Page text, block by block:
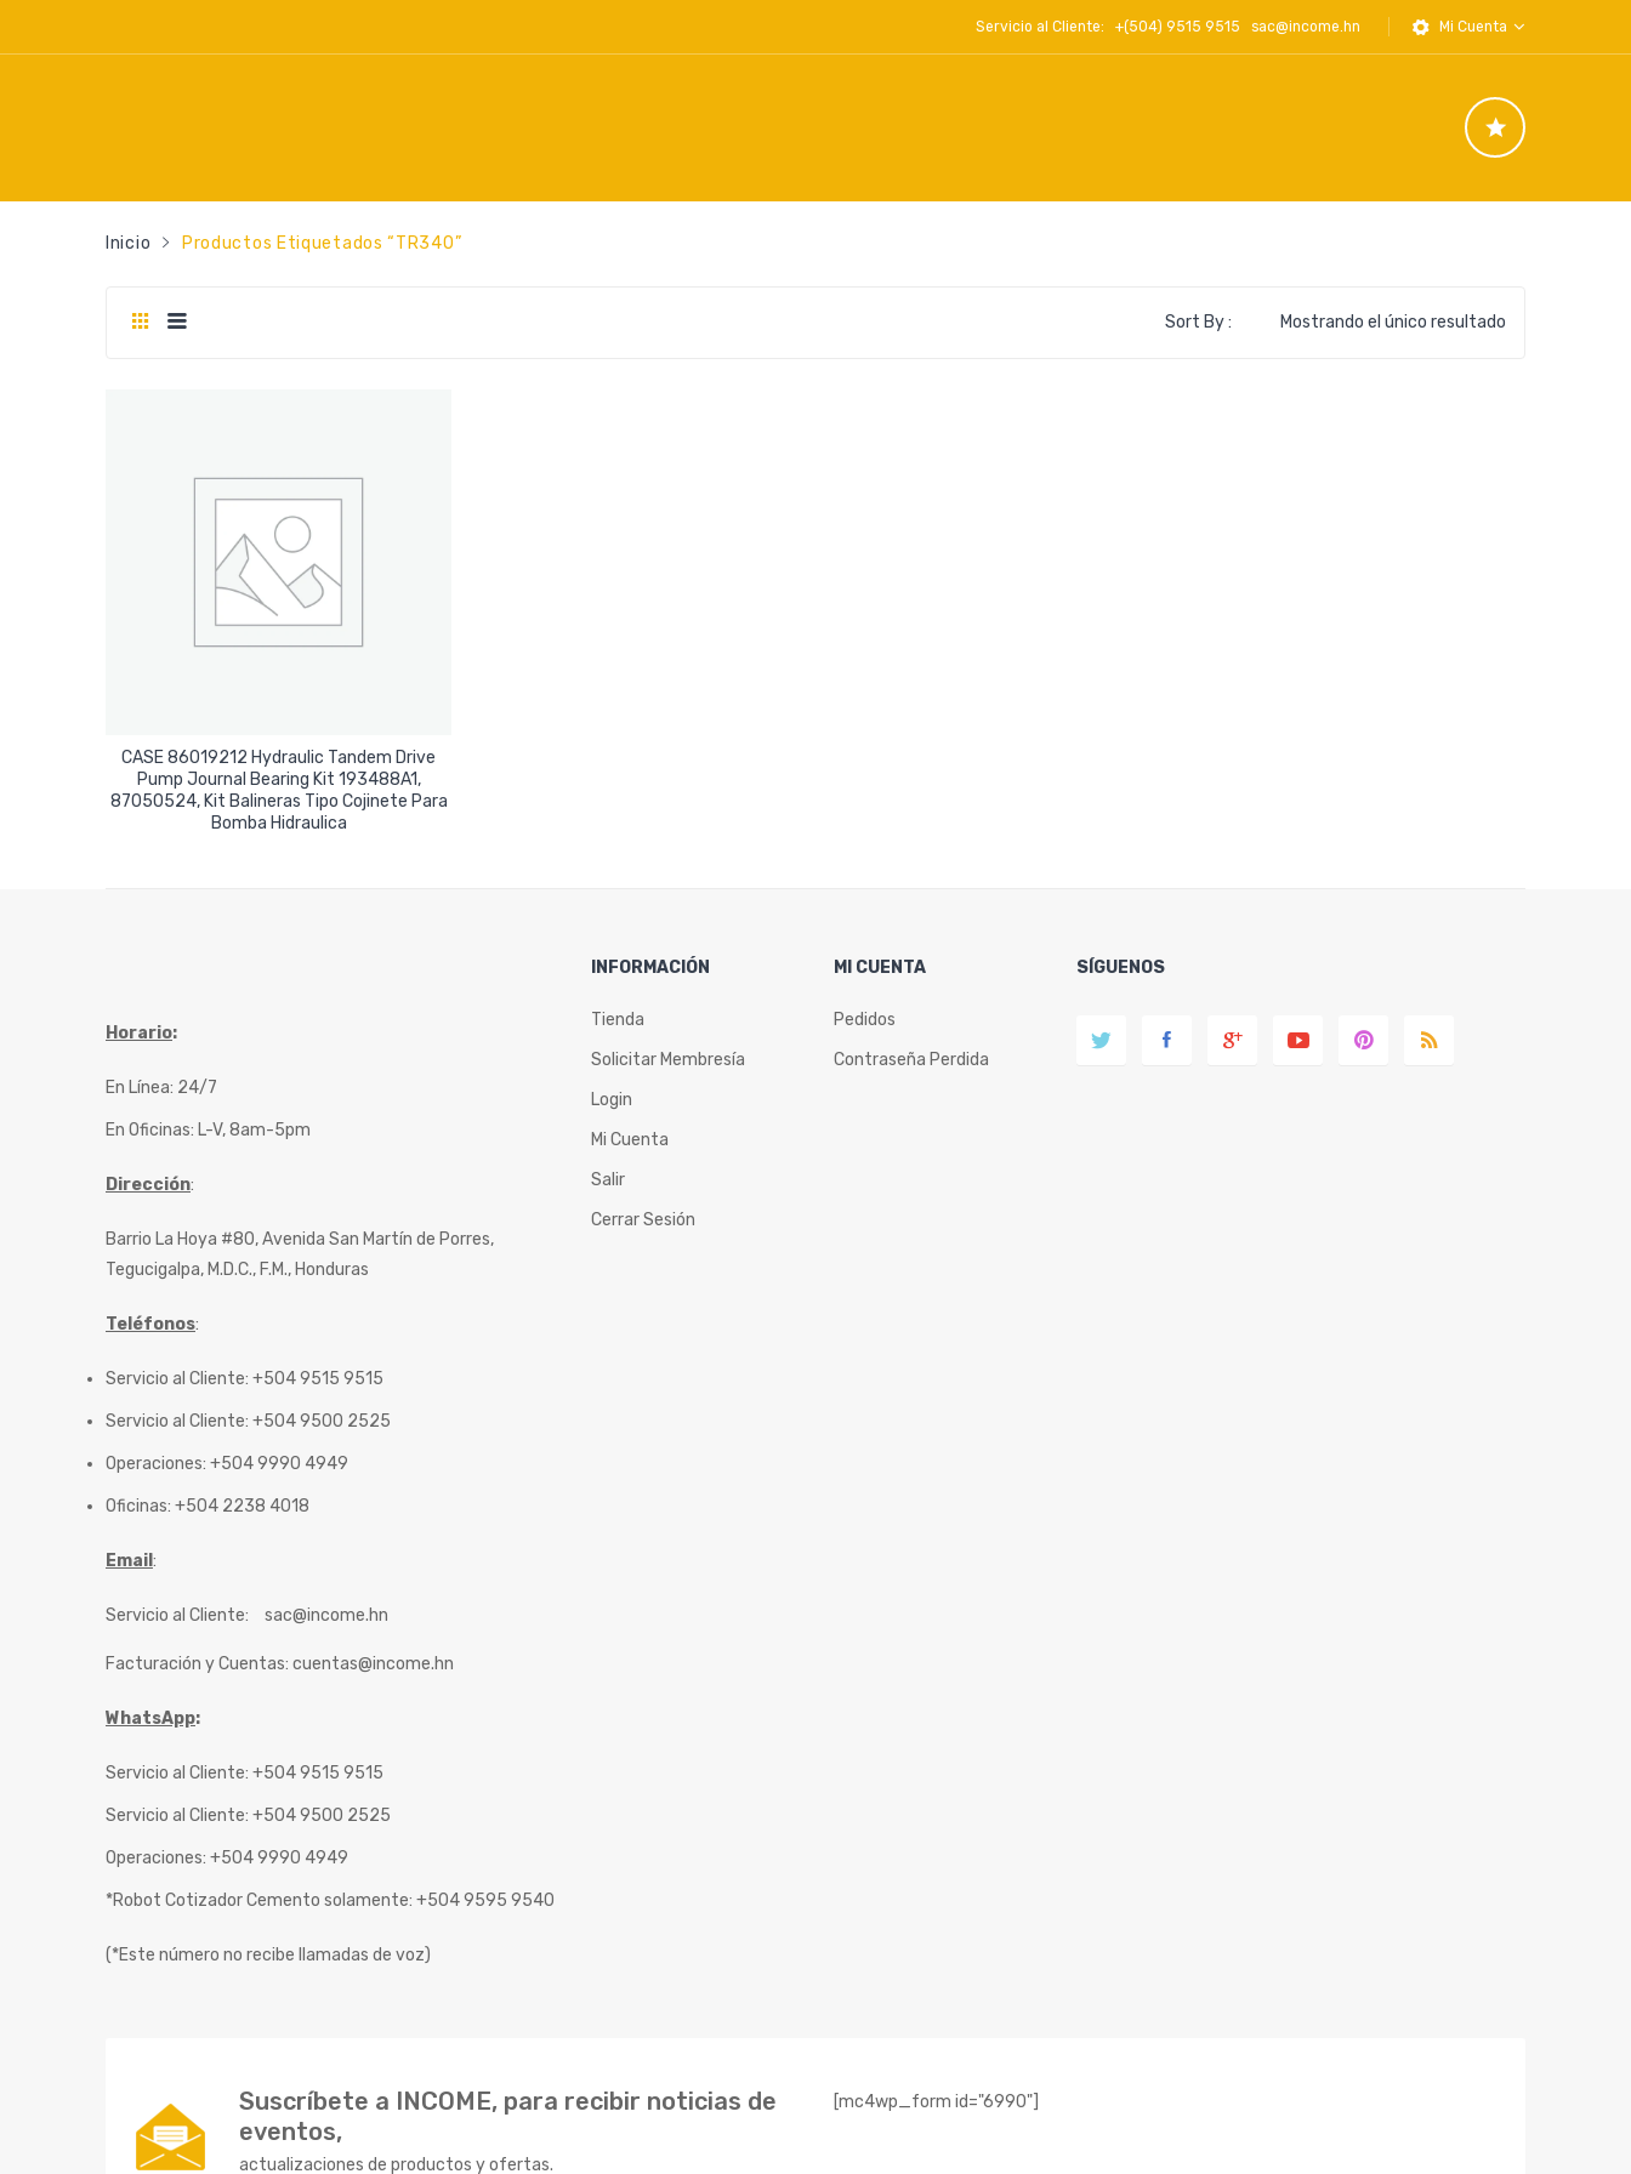
Servicio al Cliente: +(504) 9515 9515 sac@income.hn Mi Cuenta
Inicio Productos Etiquetados “TR340”
Mostrando el único resultado
Sort By :
CASE 86019212 Hydraulic Tandem Drive
Pump Journal Bearing Kit 193488A1,
87050524, Kit Balineras Tipo Cojinete Para
Bomba Hidraulica
Leer Más
Horario:
En Línea: 24/7
En Oficinas: L-V, 8am-5pm
Dirección:
Barrio La Hoya #80, Avenida San Martín de Porres,
Tegucigalpa, M.D.C., F.M., Honduras
Teléfonos:
Servicio al Cliente: +504 9515 9515
Servicio al Cliente: +504 9500 2525
Operaciones: +504 9990 4949
Oficinas: +504 2238 4018
Email :
Servicio al Cliente: sac@income.hn
Facturación y Cuentas: cuentas@income.hn
WhatsApp:
Servicio al Cliente: +504 9515 9515
Servicio al Cliente: +504 9500 2525
Operaciones: +504 9990 4949
*Robot Cotizador Cemento solamente: +504 9595 9540
(*Este número no recibe llamadas de voz)
INFORMACIÓN
Tienda
Solicitar Membresía
Login
Mi Cuenta
Salir
Cerrar Sesión
MI CUENTA
Pedidos
Contraseña Perdida
SÍGUENOS
Suscríbete a INCOME, para recibir noticias de
eventos,
actualizaciones de productos y ofertas.
[mc4wp_form id="6990"]